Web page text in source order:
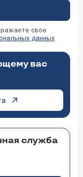
свое
данных
вас
служба